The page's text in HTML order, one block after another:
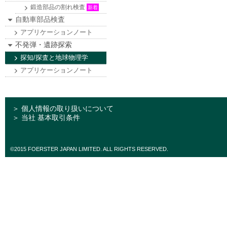
鍛造部品の割れ検査 新着
自動車部品検査
アプリケーションノート
不発弾・遺跡探索
探知/探査と地球物理学
アプリケーションノート
＞ 個人情報の取り扱いについて
＞ 当社 基本取引条件
©2015 FOERSTER JAPAN LIMITED. ALL RIGHTS RESERVED.